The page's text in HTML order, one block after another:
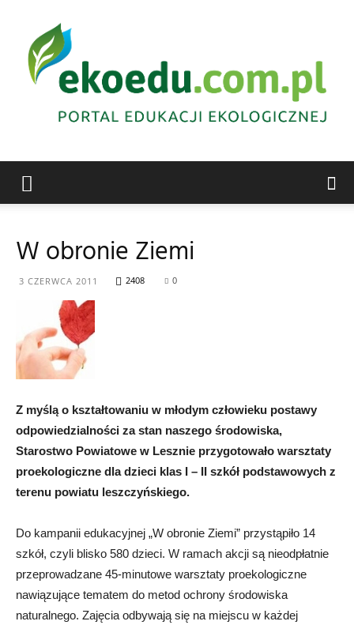
W obronie Ziemi
3 CZERWCA 2011 2408 0
Z myślą o kształtowaniu w młodym człowieku postawy
odpowiedzialności za stan naszego środowiska,
Starostwo Powiatowe w Lesznie przygotowało warsztaty
proekologiczne dla dzieci klas I – II szkół podstawowych z
terenu powiatu leszczyńskiego.
Do kampanii edukacyjnej „W obronie Ziemi” przystąpiło 14
szkół, czyli blisko 580 dzieci. W ramach akcji są nieodpłatnie
przeprowadzane 45-minutowe warsztaty proekologiczne
nawiązujące tematem do metod ochrony środowiska
naturalnego. Zajęcia odbywają się na miejscu w każdej